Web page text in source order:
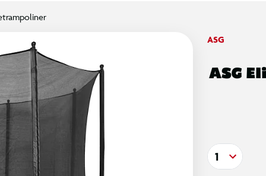
ASG
ASG
1